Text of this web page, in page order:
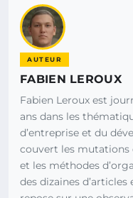
AUTEUR
FABIEN LEROUX
Fabien Leroux est
ans dans les
d’entreprise et du
couvert les mutations
et les méthodes
des dizaines d’articles